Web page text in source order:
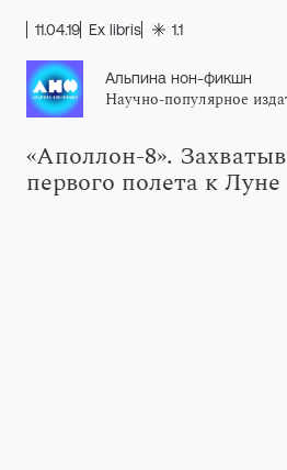
11.04.19 Ex libris 1.1
Альпина нон-фикшн
Научно-популярное
«Аполлон-8».
первого полета к Луне